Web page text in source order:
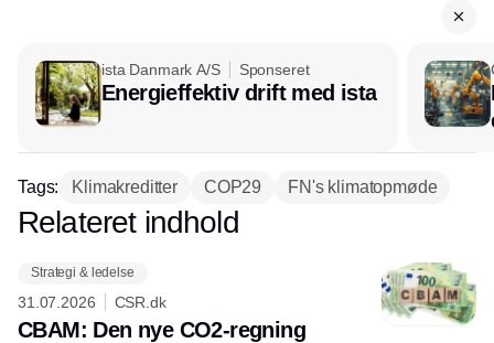
ista Danmark A/S Sponseret
Energieffektiv drift med ista
Tags: Klimakreditter COP29 FN's klimatopmøde
Annonce
Relateret indhold
Strategi & ledelse
31.07.2026 CSR.dk
CBAM: Den nye CO2-regning